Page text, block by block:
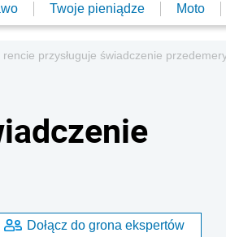
Twoje pieniądze Moto
rencie przysługuje świadczenie
Dołącz do grona ekspertów